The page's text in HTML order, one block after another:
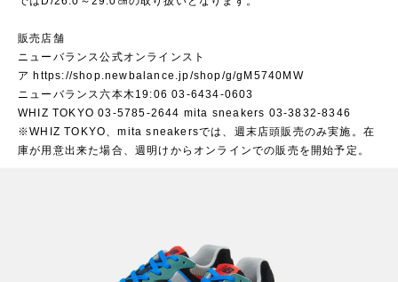
販売店舗
ニューバランス公式オンラインスト
アhttps://shop.newbalance.jp/shop/g/gM5740MW
ニューバランス六本木19:06 03-6434-0603
WHIZ TOKYO 03-5785-2644 mita sneakers 03-3832-8346
※WHIZ TOKYO、mita sneakersでは、週末店頭販売のみ実施。在
庫が用意出来た場合、週明けからオンラインでの販売を開始予定。